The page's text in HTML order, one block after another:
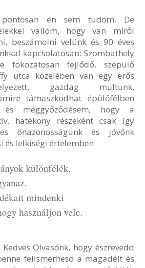
én sem tudom. De
vallom, hogy van miről
beszámolni velünk és 90 éves
kapcsolatosan: Szombathely
fokozatosan fejlődő, szépülő
utca közelében van egy erős
gazdag múltunk,
támaszkodhat épülőfélben
meggyőződésem, hogy a
hatékony részeként csak így
önazonosságunk és jövőnk
és lelkiségi értelemben.
különfélék,
mindenki
használjon vele.
Olvasónk, hogy észrevedd
felismerhesd a magadéit és